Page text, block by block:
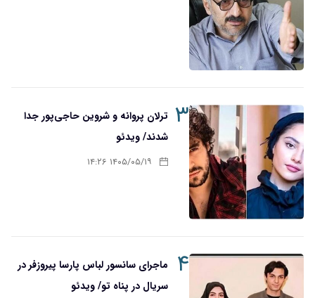
۳ ترلان پروانه و شروین حاجی‌پور جدا
شدند/ ویدئو
۱۴۰۵/۰۵/۱۹ ۱۴:۲۶
۴
ماجرای سانسور لباس پارسا پیروزفر در
سریال در پناه تو/ ویدئو